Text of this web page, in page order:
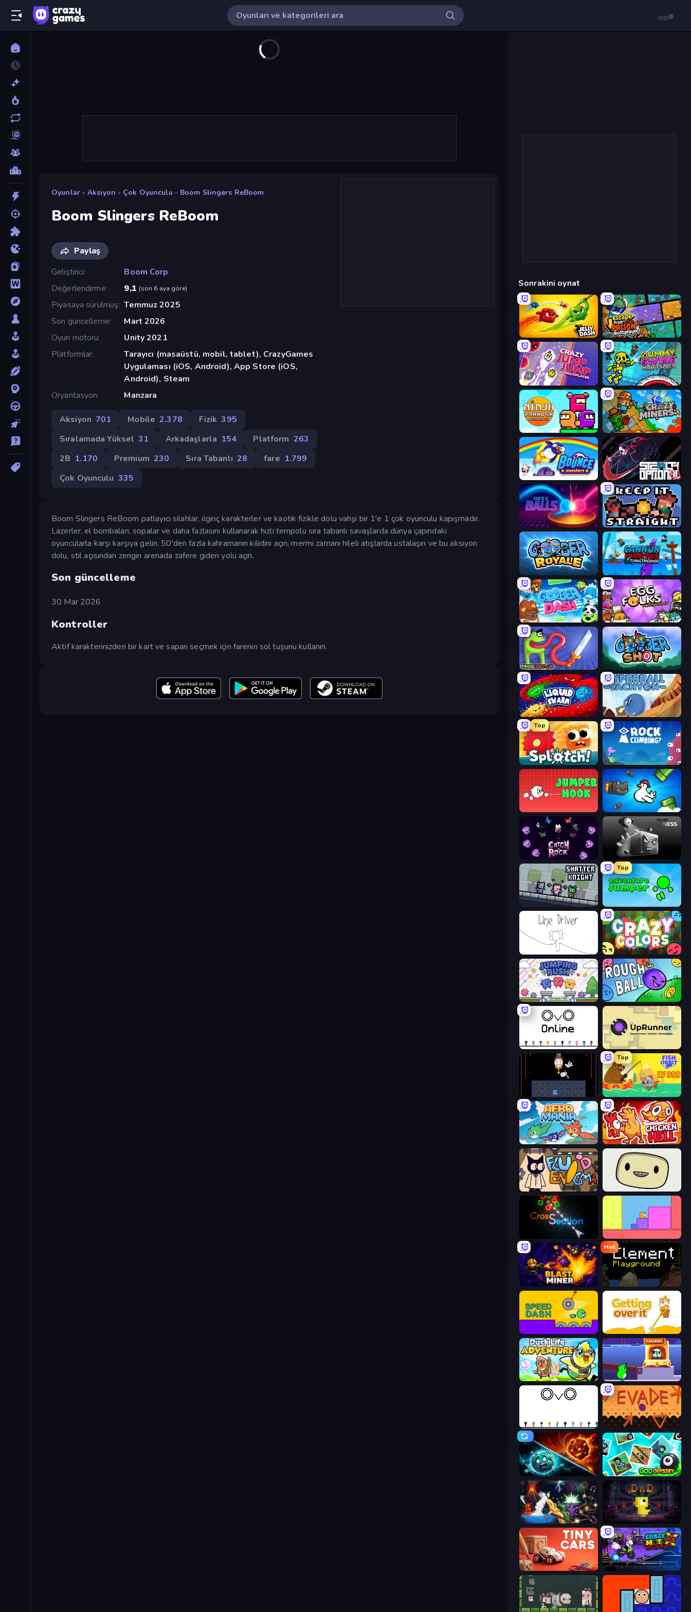
Oyunlar » Aksiyon » Çok Oyunculu » Boom Slingers ReBoom
Boom Slingers ReBoom
Paylaş
Geliştirici
Boom Corp
Değerlendirme
9,1 (son 6 aya göre)
Piyasaya sürülmüş Temmuz 2025
Son güncelleme
Mart 2026
Oyun motoru
Unity 2021
Platformlar
Tarayıcı (masaüstü, mobil, tablet), CrazyGames
Uygulaması (iOS, Android), App Store (iOS,
Android), Steam
Oryantasyon
Manzara
Aksiyon 701 Mobile 2.378 Fizik 395
Sıralamada Yüksel 31 Arkadaşlarla 154 Platform 263
2B 1.170 Premium 230 Sıra Tabanlı 28 fare 1.799
Çok Oyunculu 335
Boom Slingers ReBoom patlayıcı silahlar, ilginç karakterler ve kaotik fizikle dolu vahşi bir 1'e 1 çok oyunculu kapışmadır.
Lazerler, el bombaları, sopalar ve daha fazlasını kullanarak hızlı tempolu sıra tabanlı savaşlarda dünya çapındaki
oyuncularla karşı karşıya gelin. 50'den fazla kahramanın kilidini açın, mermi zamanı hileli atışlarda ustalaşın ve bu aksiyon
dolu, stil açısından zengin arenada zafere giden yolu açın.
Son güncelleme
30 Mar 2026
Kontroller
Aktif karakterinizden bir kart ve sapan seçmek için farenin sol tuşunu kullanın.
Sonrakini oynat
Jelly Dash Escape From Prison Multiplayer
Crazy Jump Jump Multiplayer Crazy Dummy Swing Multiplayer
Ninja Parkour Multiplayer Crazy Miners
Bouncemasters Stealth Optional
Deez Balls Keep It Straight
Goober Royale Cannon Pirates Multiplayer
Goober Dash Egg Folks Multiplayer
Frogiddy Goober Shot
Liquid Swarm Hyperball Tachyon
Top
Splotch! Rock Climbing?
Honk
Catch-A-Rock Sqube Darkness
Shatter Knight
Top
Adventure Jumper
Crazy Colors
Jumping Rush Rough Ball
OvO.io UpRunner
Just One Boss
Top
Fish Orbit
Aero Mania Chicken Hell
Fluid Enigma SuperWEIRD
Crossection
Blast Miner
Hot
Element Playground
Getting Over It
Duck Life: Adventure (Demo) Duck Life: Space
OvO Game Evade
PlanetCrush 2 Goo Odyssey
Sandbox: Particle World Dungeons n' Ducks
Tiny Cars Crazy MotoX Multiplayer